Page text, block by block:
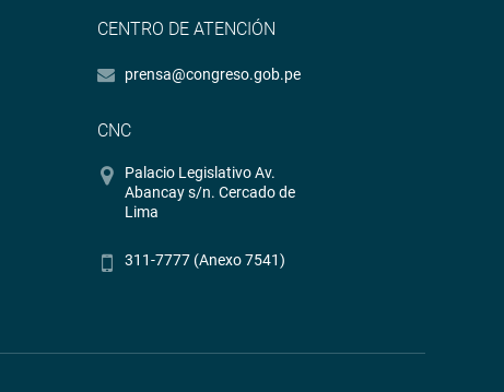
CENTRO DE ATENCIÓN
prensa@congreso.gob.pe
CNC
Palacio Legislativo Av.
Abancay s/n. Cercado de
Lima
311-7777 (Anexo 7541)